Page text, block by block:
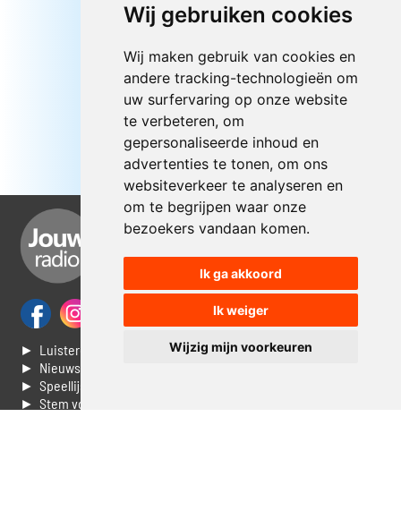
Wij gebruiken cookies
Wij maken gebruik van cookies en
andere tracking-technologieën om
uw surfervaring op onze website
te verbeteren, om
gepersonaliseerde inhoud en
advertenties te tonen, om ons
websiteverkeer te analyseren en
om te begrijpen waar onze
bezoekers vandaan komen.
Ik ga akkoord
Ik weiger
Wijzig mijn voorkeuren
► Luisteren naar Jouwradio
► Nieuws
► Speellijst
► Stem voor de Dag top 3